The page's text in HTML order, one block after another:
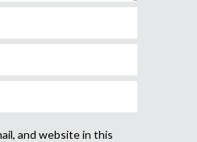
and website in this